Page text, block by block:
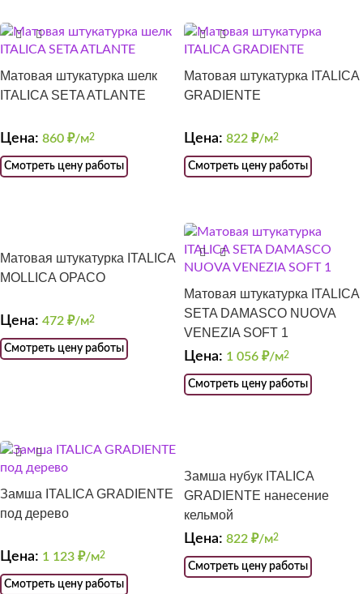
Матовая штукатурка шелк
ITALICA SETA ATLANTE
Цена: 860 ₽/м2
Смотреть цену работы
Матовая штукатурка ITALICA
GRADIENTE
Цена: 822 ₽/м2
Смотреть цену работы
Матовая штукатурка ITALICA
MOLLICA OPACO
Цена: 472 ₽/м2
Смотреть цену работы
Матовая штукатурка ITALICA
SETA DAMASCO NUOVA
VENEZIA SOFT 1
Цена: 1 056 ₽/м2
Смотреть цену работы
Замша ITALICA GRADIENTE
под дерево
Цена: 1 123 ₽/м2
Смотреть цену работы
Замша нубук ITALICA
GRADIENTE нанесение
кельмой
Цена: 822 ₽/м2
Смотреть цену работы